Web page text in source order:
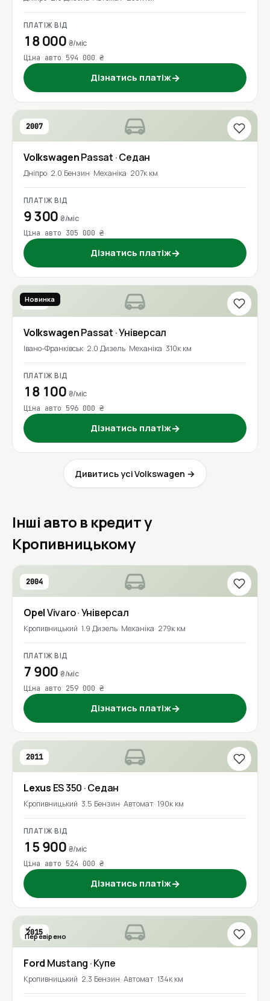
ПЛАТІЖ ВІД
18 000 ₴/міс
Ціна авто 594 000 ₴
Дізнатись платіж→
2007
VolkswagenPassat · Седан
Дніпро 2.0 Бензин Механіка 207к км
ПЛАТІЖ ВІД
9 300₴/міс
Ціна авто 305 000 ₴
Дізнатись платіж→
2016
Новинка
VolkswagenPassat · Універсал
Івано-Франківськ 2.0 Дизель Механіка 310к км
ПЛАТІЖ ВІД
18 100 ₴/міс
Ціна авто 596 000 ₴
Дізнатись платіж→
Дивитись усі Volkswagen →
Інші авто в кредит у
Кропивницькому
2004
OpelVivaro· Універсал
Кропивницький 1.9 Дизель Механіка 279к км
ПЛАТІЖ ВІД
7 900₴/міс
Ціна авто 259 000 ₴
Дізнатись платіж→
2011
Lexus ES 350 · Седан
Кропивницький 3.5 Бензин Автомат 190к км
ПЛАТІЖ ВІД
15 900 ₴/міс
Ціна авто 524 000 ₴
Дізнатись платіж→
2015
Перевірено
Ford Mustang · Купе
Кропивницький 2.3 Бензин Автомат 134к км